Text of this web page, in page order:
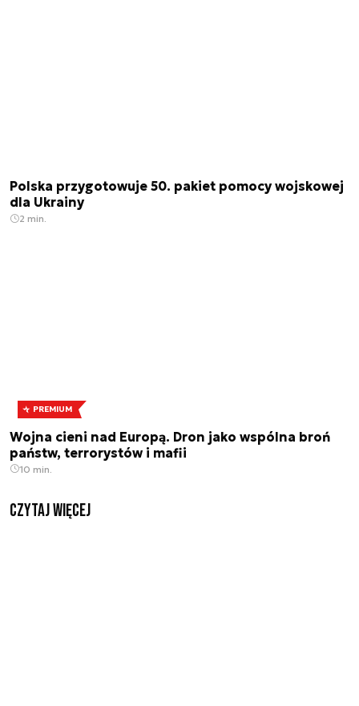
Polska przygotowuje 50. pakiet pomocy wojskowej
dla Ukrainy
2 min.
PREMIUM
Wojna cieni nad Europą. Dron jako wspólna broń
państw, terrorystów i mafii
10 min.
czytaj więcej